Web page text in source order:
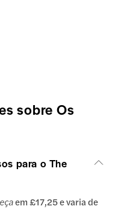
sobre Os
para o The
em £17,25 e varia de